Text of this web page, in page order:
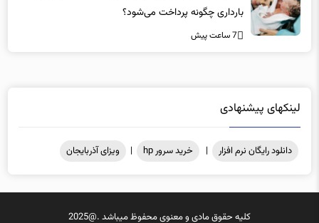
بارداری چگونه پرداخت می‌شود؟
7 ساعت پیش
لینکهای پیشنهادی
دانلود رایگان نرم افزار | خرید سرور hp | ویزای آذربایجان
کلیه حقوق مادی و معنوی محفوظ میباشد .@2025